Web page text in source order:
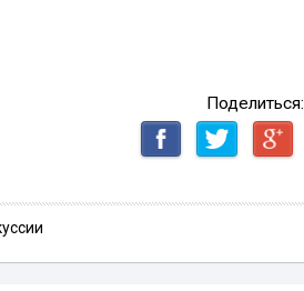
Поделиться: